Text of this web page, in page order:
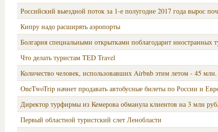
Российский выездной поток за 1-е полугодие 2017 года вырос
Кипру надо расширять аэропорты
Болгария специальными открытками поблагодарит иностранных
Что делать туристам TED Travel
Количество человек, использовавших Airbnb этим летом - 45 млн.
OneTwoTrip начнет продавать автобусные билеты по России и
Директор турфирмы из Кемерова обманула клиентов на 3 млн
Первый областной туристский слет Ленобласти